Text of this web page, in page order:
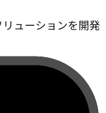
ューションを開発